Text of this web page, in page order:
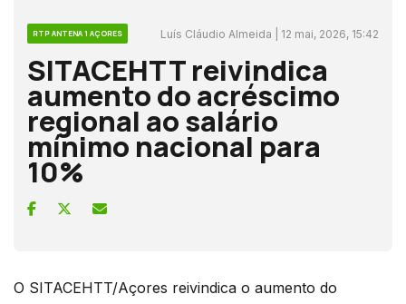
RTP ANTENA 1 AÇORES Luís Cláudio Almeida | 12 mai, 2026, 15:42
SITACEHTT reivindica
aumento do acréscimo
regional ao salário
mínimo nacional para
10%
O SITACEHTT/Açores reivindica o aumento do